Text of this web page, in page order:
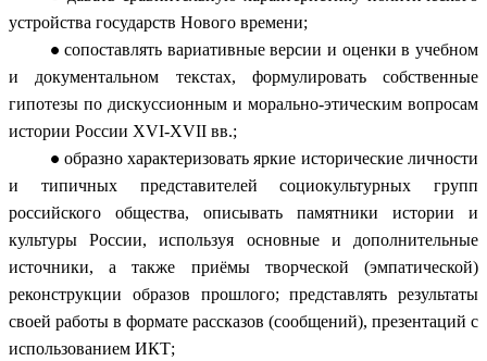
устройства государств Нового времени;
сопоставлять вариативные версии и оценки в учебном
и документальном текстах, формулировать собственные
гипотезы по дискуссионным и морально-этическим вопросам
истории России XVI-XVII вв.;
образно характеризовать яркие исторические личности
и типичных представителей социокультурных групп
российского общества, описывать памятники истории и
культуры России, используя основные и дополнительные
источники, а также приёмы творческой (эмпатической)
реконструкции образов прошлого; представлять результаты
своей работы в формате рассказов (сообщений), презентаций с
использованием ИКТ;